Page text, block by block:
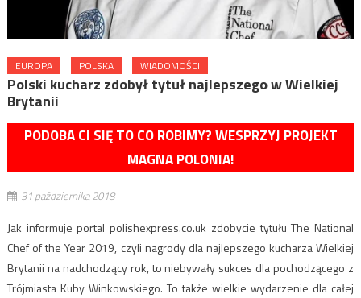
EUROPA POLSKA WIADOMOŚCI
Polski kucharz zdobył tytuł najlepszego w Wielkiej
Brytanii
PODOBA CI SIĘ TO CO ROBIMY? WESPRZYJ PROJEKT
MAGNA POLONIA!
31 października 2018
Jak informuje portal polishexpress.co.uk zdobycie tytułu The National
Chef of the Year 2019, czyli nagrody dla najlepszego kucharza Wielkiej
Brytanii na nadchodzący rok, to niebywały sukces dla pochodzącego z
Trójmiasta Kuby Winkowskiego. To także wielkie wydarzenie dla całej